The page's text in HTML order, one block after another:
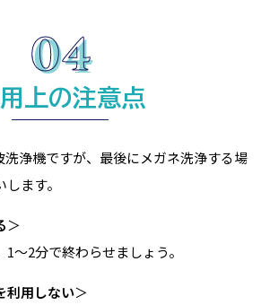
上の注意点
洗浄機ですが、最後にメガネ洗浄する場
ます。
＞
〜2分で終わらせましょう。
利用しない＞